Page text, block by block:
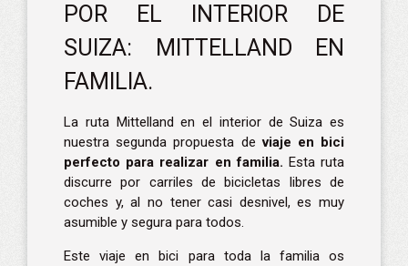
POR EL INTERIOR DE
SUIZA: MITTELLAND EN
FAMILIA.
La ruta Mittelland en el interior de Suiza es
nuestra segunda propuesta deviaje en bici
perfecto para realizar en familia. Esta ruta
discurre por carriles de bicicletas libres de
coches y, al no tener casi desnivel, es muy
asumible y segura para todos.
Este viaje en bici para toda la familia os